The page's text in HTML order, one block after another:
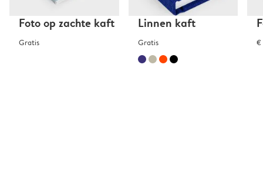
Foto op zachte kaft
Gratis
Linnen kaft
Gratis €